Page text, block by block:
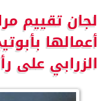
لجان تقييم
أعمالها
الزرابي على